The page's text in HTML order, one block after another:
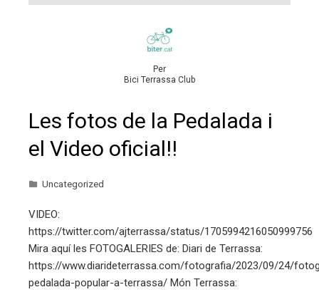
Per
Bici Terrassa Club
Les fotos de la Pedalada i
el Video oficial!!
Uncategorized
VIDEO:
https://twitter.com/ajterrassa/status/1705994216050999756
Mira aquí les FOTOGALERIES de: Diari de Terrassa:
https://www.diarideterrassa.com/fotografia/2023/09/24/
pedalada-popular-a-terrassa/ Món Terrassa: